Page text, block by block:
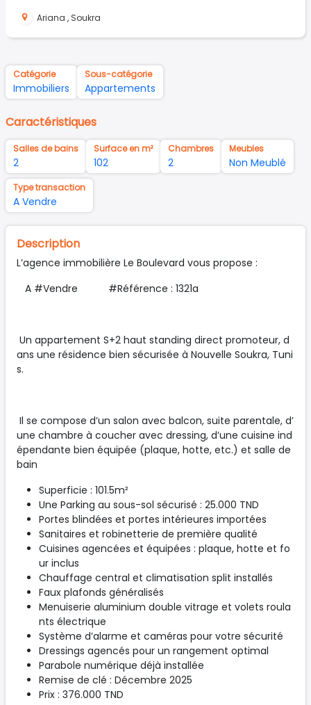
Ariana , Soukra
Catégorie
Immobiliers
Sous-catégorie
Appartements
Caractéristiques
Salles de bains
2
Surface en m²
102
Chambres
2
Meubles
Non Meublé
Type transaction
A Vendre
Description
L’agence immobilière Le Boulevard vous propose :
A #Vendre #Référence : 1321a
Un appartement S+2 haut standing direct promoteur, d
ans une résidence bien sécurisée à Nouvelle Soukra, Tuni
s.
Il se compose d’un salon avec balcon, suite parentale, d’
une chambre à coucher avec dressing, d’une cuisine ind
épendante bien équipée (plaque, hotte, etc.) et salle de
bain
Superficie : 101.5m²
Une Parking au sous-sol sécurisé : 25.000 TND
Portes blindées et portes intérieures importées
Sanitaires et robinetterie de première qualité
Cuisines agencées et équipées : plaque, hotte et fo
ur inclus
Chauffage central et climatisation split installés
Faux plafonds généralisés
Menuiserie aluminium double vitrage et volets roula
nts électrique
Système d’alarme et caméras pour votre sécurité
Dressings agencés pour un rangement optimal
Parabole numérique déjà installée
Remise de clé : Décembre 2025
Prix : 376.000 TND